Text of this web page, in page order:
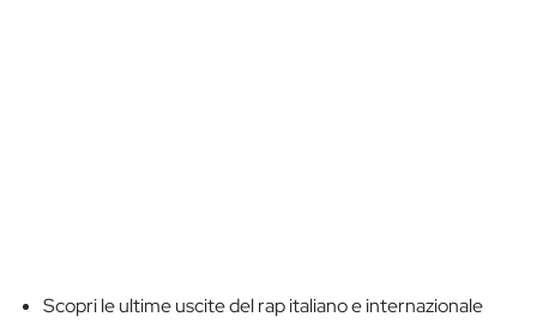
Scopri le ultime uscite del rap italiano e internazionale